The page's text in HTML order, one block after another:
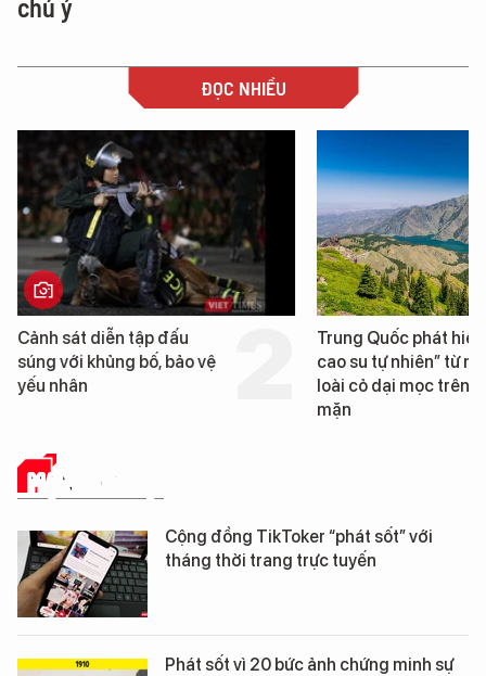
chú ý
ĐỌC NHIỀU
Cảnh sát diễn tập đấu
súng với khủng bố, bảo vệ
yếu nhân
Trung Quốc phát hiện
cao su tự nhiên” từ
loài cỏ dại mọc trên
mặn
MẠNG XÃ HỘI
Cộng đồng TikToker “phát sốt” với
tháng thời trang trực tuyến
Phát sốt vì 20 bức ảnh chứng minh sự